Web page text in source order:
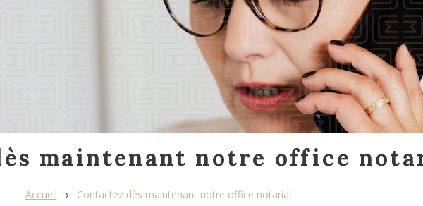
maintenant notre office
Accueil Contactez dès maintenant notre office notarial